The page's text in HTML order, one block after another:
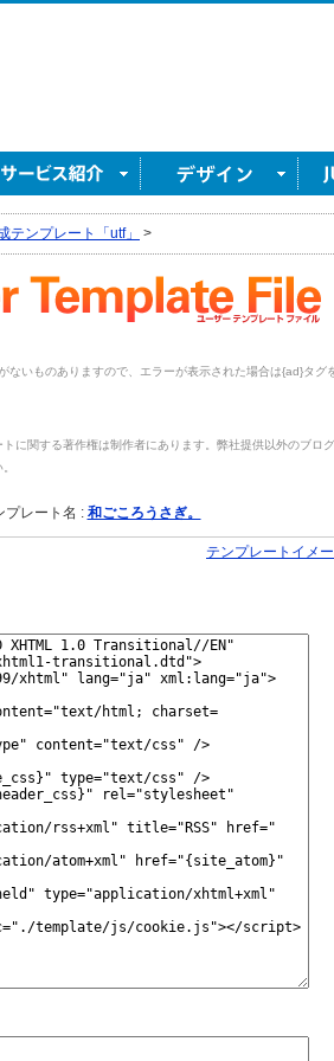
テンプレート「utf」 >
いものありますので、エラーが表示された場合は{ad}タグ
に関する著作権は制作者にあります。弊社提供以外のブログ
プレート名 : 和ごころうさぎ。
テンプレートイメ